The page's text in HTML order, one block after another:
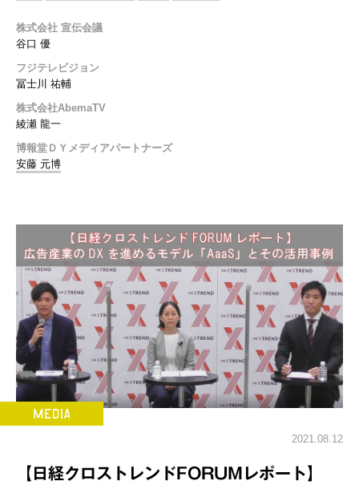
株式会社 宣伝会議
谷口 優
フジテレビジョン
冨士川 祐輔
株式会社AbemaTV
綾瀬 龍一
博報堂ＤＹメディアパートナーズ
安藤 元博
2021.08.12
【日経クロストレンドFORUMレポート】